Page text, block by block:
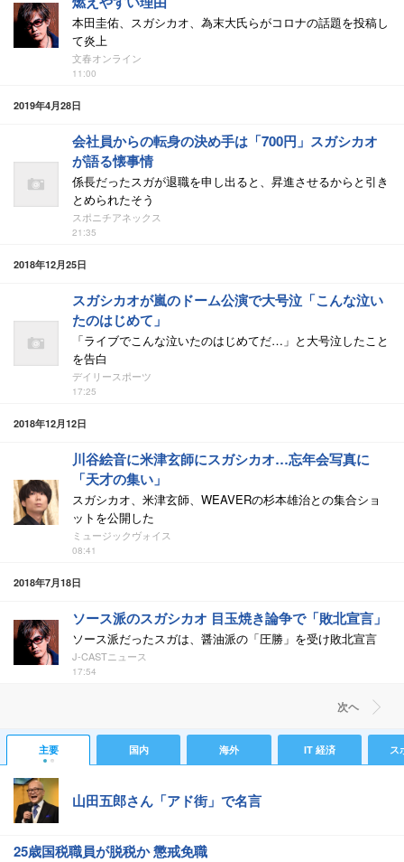
本田圭佑、スガシカオ、為末大氏らがコロナの話題を投稿し
て炎上
文春オンライン
11:00
2019年4月28日
会社員からの転身の決め手は「700円」スガシカオ
が語る懐事情
係長だったスガが退職を申し出ると、昇進させるからと引き
とめられたそう
スポニチアネックス
21:35
2018年12月25日
スガシカオが嵐のドーム公演で大号泣「こんな泣い
たのはじめて」
「ライブでこんな泣いたのはじめてだ…」と大号泣したこと
を告白
デイリースポーツ
17:25
2018年12月12日
川谷絵音に米津玄師にスガシカオ…忘年会写真に
「天才の集い」
スガシカオ、米津玄師、WEAVERの杉本雄治との集合ショ
ットを公開した
ミュージックヴォイス
08:41
2018年7月18日
ソース派のスガシカオ 目玉焼き論争で「敗北宣言」
ソース派だったスガは、醤油派の「圧勝」を受け敗北宣言
J-CASTニュース
17:54
次ヘ
主要 国内 海外 IT 経済 ス
山田五郎さん「アド街」で名言
25歳国税職員が脱税か 懲戒免職